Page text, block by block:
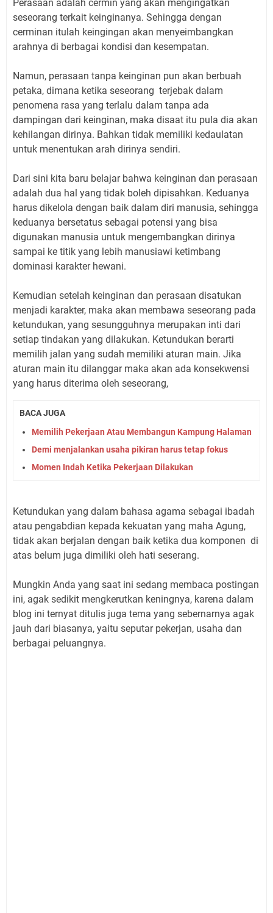
Perasaan adalah cermin yang akan mengingatkan
seseorang terkait keinginanya. Sehingga dengan
cerminan itulah keingingan akan menyeimbangkan
arahnya di berbagai kondisi dan kesempatan.
Namun, perasaan tanpa keinginan pun akan berbuah
petaka, dimana ketika seseorang terjebak dalam
penomena rasa yang terlalu dalam tanpa ada
dampingan dari keinginan, maka disaat itu pula dia akan
kehilangan dirinya. Bahkan tidak memiliki kedaulatan
untuk menentukan arah dirinya sendiri.
Dari sini kita baru belajar bahwa keinginan dan perasaan
adalah dua hal yang tidak boleh dipisahkan. Keduanya
harus dikelola dengan baik dalam diri manusia, sehingga
keduanya bersetatus sebagai potensi yang bisa
digunakan manusia untuk mengembangkan dirinya
sampai ke titik yang lebih manusiawi ketimbang
dominasi karakter hewani.
Kemudian setelah keinginan dan perasaan disatukan
menjadi karakter, maka akan membawa seseorang pada
ketundukan, yang sesungguhnya merupakan inti dari
setiap tindakan yang dilakukan. Ketundukan berarti
memilih jalan yang sudah memiliki aturan main. Jika
aturan main itu dilanggar maka akan ada konsekwensi
yang harus diterima oleh seseorang,
BACA JUGA
Memilih Pekerjaan Atau Membangun Kampung Halaman
Demi menjalankan usaha pikiran harus tetap fokus
Momen Indah Ketika Pekerjaan Dilakukan
Ketundukan yang dalam bahasa agama sebagai ibadah
atau pengabdian kepada kekuatan yang maha Agung,
tidak akan berjalan dengan baik ketika dua komponen di
atas belum juga dimiliki oleh hati seserang.
Mungkin Anda yang saat ini sedang membaca postingan
ini, agak sedikit mengkerutkan keningnya, karena dalam
blog ini ternyat ditulis juga tema yang sebernarnya agak
jauh dari biasanya, yaitu seputar pekerjan, usaha dan
berbagai peluangnya.